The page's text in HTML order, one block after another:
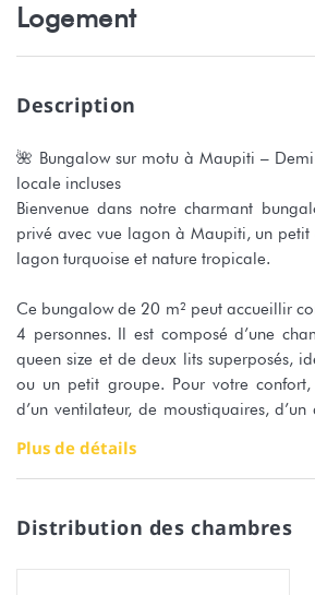
Logement
Description
🌺 Bungalow sur motu à Maupiti –
locale incluses
Bienvenue dans notre charmant
privé avec vue lagon à Maupiti, un
lagon turquoise et nature tropicale.
Ce bungalow de 20 m² peut accueillir
4 personnes. Il est composé d’une
queen size et de deux lits superposés,
ou un petit groupe. Pour votre
d’un ventilateur, de moustiquaires,
donnant sur le jardin.
déjeuner complet pour bien démarrer
Plus de détails
Distribution des chambres